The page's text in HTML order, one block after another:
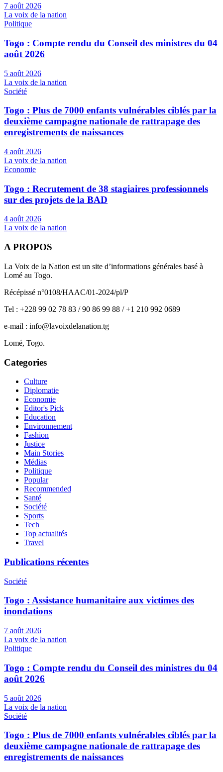
7 août 2026
La voix de la nation
Politique
Togo : Compte rendu du Conseil des ministres du 04
août 2026
5 août 2026
La voix de la nation
Société
Togo : Plus de 7000 enfants vulnérables ciblés par la
deuxième campagne nationale de rattrapage des
enregistrements de naissances
4 août 2026
La voix de la nation
Economie
Togo : Recrutement de 38 stagiaires professionnels
sur des projets de la BAD
4 août 2026
La voix de la nation
A PROPOS
La Voix de la Nation est un site d’informations générales basé à
Lomé au Togo.
Récépissé n°0108/HAAC/01-2024/pl/P
Tel : +228 99 02 78 83 / 90 86 99 88 / +1 210 992 0689
e-mail : info@lavoixdelanation.tg
Lomé, Togo.
Categories
Culture
Diplomatie
Economie
Editor's Pick
Education
Environnement
Fashion
Justice
Main Stories
Médias
Politique
Popular
Recommended
Santé
Société
Sports
Tech
Top actualités
Travel
Publications récentes
Société
Togo : Assistance humanitaire aux victimes des
inondations
7 août 2026
La voix de la nation
Politique
Togo : Compte rendu du Conseil des ministres du 04
août 2026
5 août 2026
La voix de la nation
Société
Togo : Plus de 7000 enfants vulnérables ciblés par la
deuxième campagne nationale de rattrapage des
enregistrements de naissances